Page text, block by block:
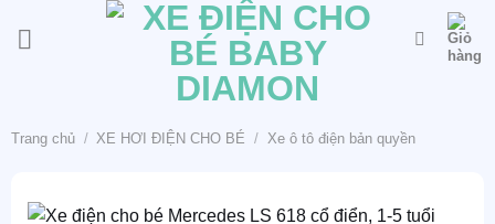
Trang chủ / XE HƠI ĐIỆN CHO BÉ / Xe ô tô điện bản quyền